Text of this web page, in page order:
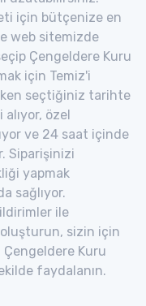
için bütçenize en
web sitemizde
Çengeldere Kuru
için Temiz'i
seçtiğiniz tarihte
özel
ve 24 saat içinde
Siparişinizi
yapmak
sağlıyor.
ile
sizin için
Kuru
faydalanın.